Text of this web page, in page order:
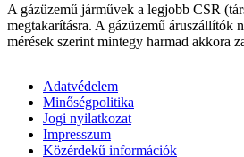
A gázüzemű járművek a legjobb CSR
megtakarításra. A gázüzemű áruszállítók
mérések szerint mintegy harmad akkora
Adatvédelem
Minőségpolitika
Jogi nyilatkozat
Impresszum
Közérdekű információk